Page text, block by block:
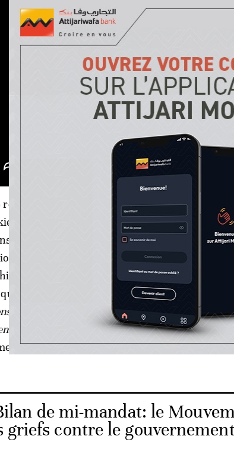
réunion se tient sous le thème «Ensemble pour
avec la participation d’un demi-millier de
du Maroc. Par consolidation des structures,
de nouvelles alliances parallèles comme les
de notaires, d’administrateurs, de
la promotion de la présence du mouvement
plus nous réunir seulement sous les grandes
partisan est organisé dans le monde rural
les résultats du Conseil national.
de mi-mandat: le
griefs contre le